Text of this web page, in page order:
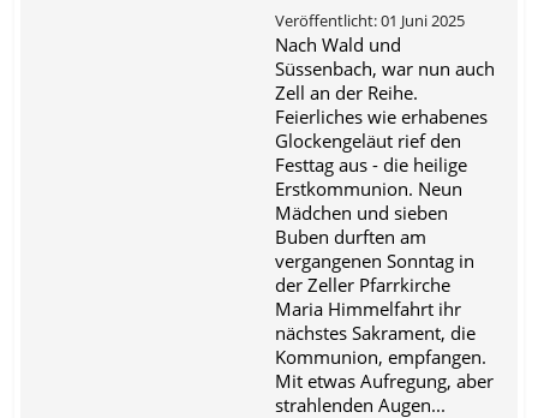
Veröffentlicht: 01 Juni 2025
Nach Wald und
Süssenbach, war nun auch
Zell an der Reihe.
Feierliches wie erhabenes
Glockengeläut rief den
Festtag aus - die heilige
Erstkommunion. Neun
Mädchen und sieben
Buben durften am
vergangenen Sonntag in
der Zeller Pfarrkirche
Maria Himmelfahrt ihr
nächstes Sakrament, die
Kommunion, empfangen.
Mit etwas Aufregung, aber
strahlenden Augen...